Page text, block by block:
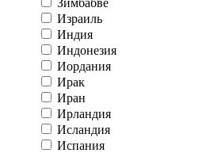
Израиль
Индия
Индонезия
Иордания
Ирак
Иран
Ирландия
Исландия
Испания